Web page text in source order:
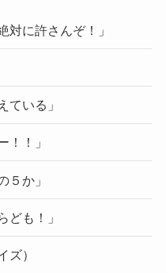
対に許さんぞ！」
ている」
！！」
５か」
ども！」
ズ）